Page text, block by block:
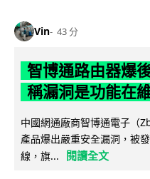
Vin 43 分
智博通路由器爆
稱漏洞是功能在
中國網通廠商智博通電子（
產品爆出嚴重安全漏洞，被
線，旗...
閱讀全文